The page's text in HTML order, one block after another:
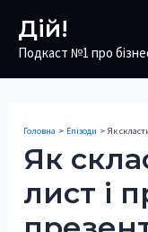
вмісту
Дій!
Подкаст №1 про
Головна Епізоди Як
Як
лист і